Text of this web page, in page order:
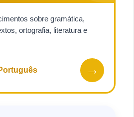
sobre gramática,
ortografia, literatura e
→